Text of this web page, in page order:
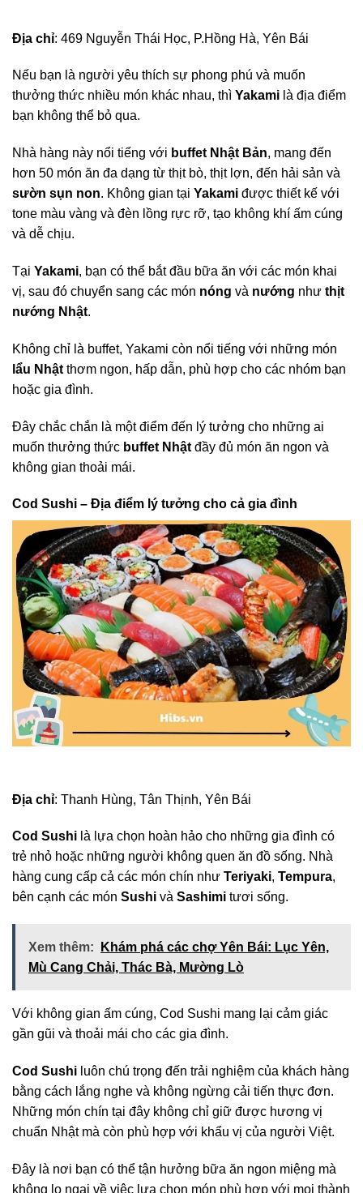
Địa chỉ: 469 Nguyễn Thái Học, P.Hồng Hà, Yên Bái
Nếu bạn là người yêu thích sự phong phú và muốn
thưởng thức nhiều món khác nhau, thì Yakami là địa điểm
bạn không thể bỏ qua.
Nhà hàng này nổi tiếng với buffet Nhật Bản, mang đến
hơn 50 món ăn đa dạng từ thịt bò, thịt lợn, đến hải sản và
sườn sụn non. Không gian tại Yakami được thiết kế với
tone màu vàng và đèn lồng rực rỡ, tạo không khí ấm cúng
và dễ chịu.
Tại Yakami, bạn có thể bắt đầu bữa ăn với các món khai
vị, sau đó chuyển sang các món nóng và nướng như thịt
nướng Nhật.
Không chỉ là buffet, Yakami còn nổi tiếng với những món
lẩu Nhật thơm ngon, hấp dẫn, phù hợp cho các nhóm bạn
hoặc gia đình.
Đây chắc chắn là một điểm đến lý tưởng cho những ai
muốn thưởng thức buffet Nhật đầy đủ món ăn ngon và
không gian thoải mái.
Cod Sushi – Địa điểm lý tưởng cho cả gia đình
Địa chỉ: Thanh Hùng, Tân Thịnh, Yên Bái
Cod Sushi là lựa chọn hoàn hảo cho những gia đình có
trẻ nhỏ hoặc những người không quen ăn đồ sống. Nhà
hàng cung cấp cả các món chín như Teriyaki, Tempura,
bên cạnh các món Sushi và Sashimi tươi sống.
Xem thêm:
Khám phá các chợ Yên Bái: Lục Yên,
Mù Cang Chải, Thác Bà, Mường Lò
Với không gian ấm cúng, Cod Sushi mang lại cảm giác
gần gũi và thoải mái cho các gia đình.
Cod Sushi luôn chú trọng đến trải nghiệm của khách hàng
bằng cách lắng nghe và không ngừng cải tiến thực đơn.
Những món chín tại đây không chỉ giữ được hương vị
chuẩn Nhật mà còn phù hợp với khẩu vị của người Việt.
Đây là nơi bạn có thể tận hưởng bữa ăn ngon miệng mà
không lo ngại về việc lựa chọn món phù hợp với mọi thành